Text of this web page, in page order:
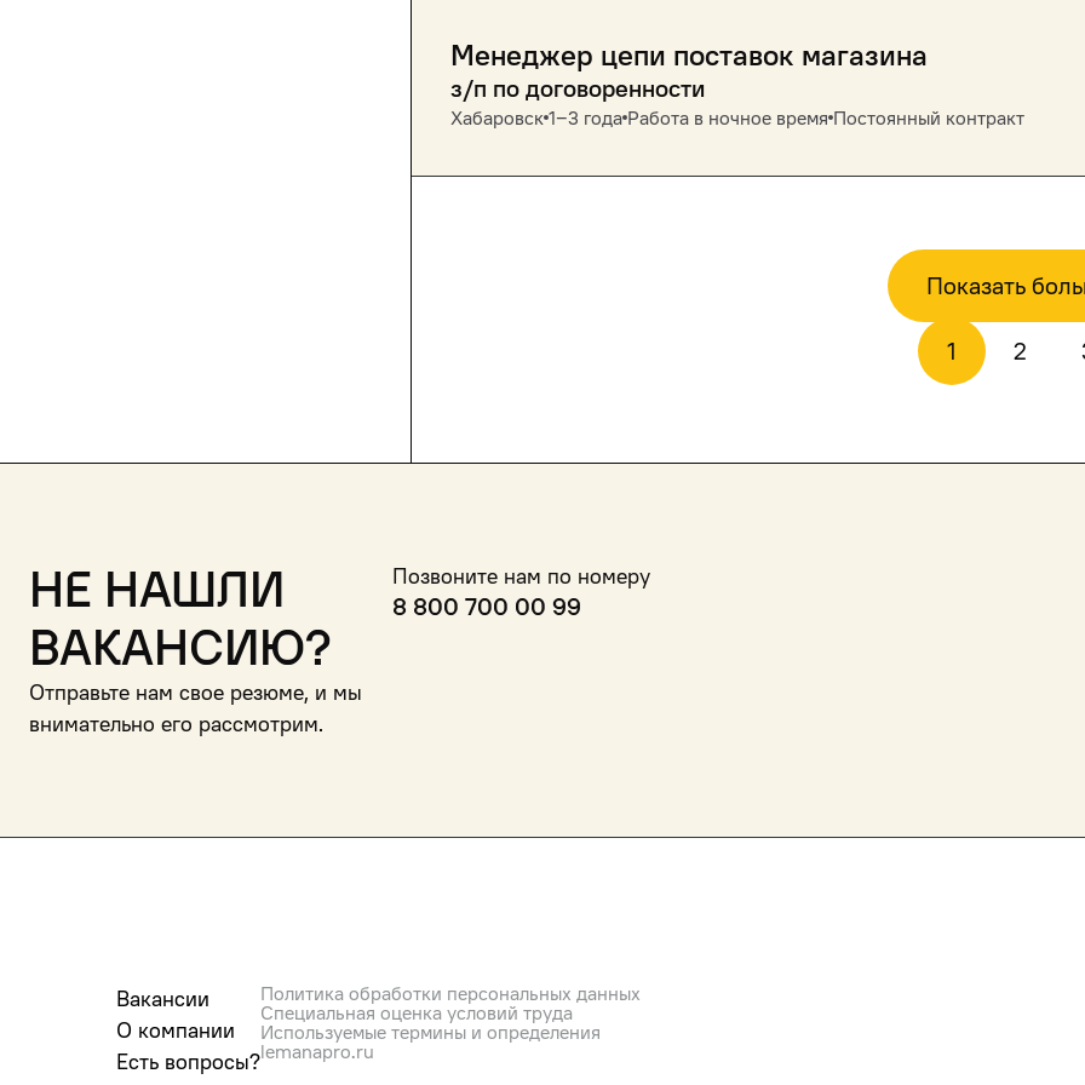
Менеджер цепи поставок магазина
з/п по договоренности
Хабаровск 1‒3 года Работа в ночное время Постоянный контракт
Показать
1 2
Не нашли
вакансию?
Отправьте нам свое резюме, и мы
внимательно его рассмотрим.
Позвоните нам по номеру
8 800 700 00 99
Вакансии
О компании
Есть вопросы?
Политика обработки персональных данных
Специальная оценка условий труда
Используемые термины и определения
lemanapro.ru